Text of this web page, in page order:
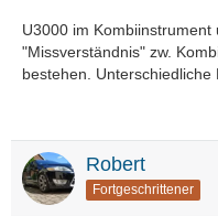
U3000 im
"Missverständnis" zw.
bestehen.
Robert
Fortgeschrittener